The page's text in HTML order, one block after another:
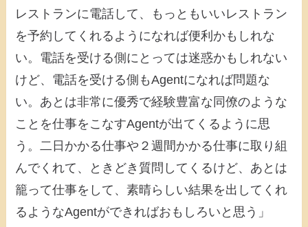
レストランに電話して、もっともいいレストラン
を予約してくれるようになれば便利かもしれな
い。電話を受ける側にとっては迷惑かもしれない
けど、電話を受ける側もAgentになれば問題な
い。あとは非常に優秀で経験豊富な同僚のような
ことを仕事をこなすAgentが出てくるように思
う。二日かかる仕事や２週間かかる仕事に取り組
んでくれて、ときどき質問してくるけど、あとは
籠って仕事をして、素晴らしい結果を出してくれ
るようなAgentができればおもしろいと思う」